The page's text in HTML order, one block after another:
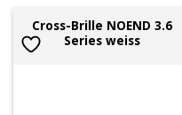
Cross-Brille NOEND 3.6
Series weiss